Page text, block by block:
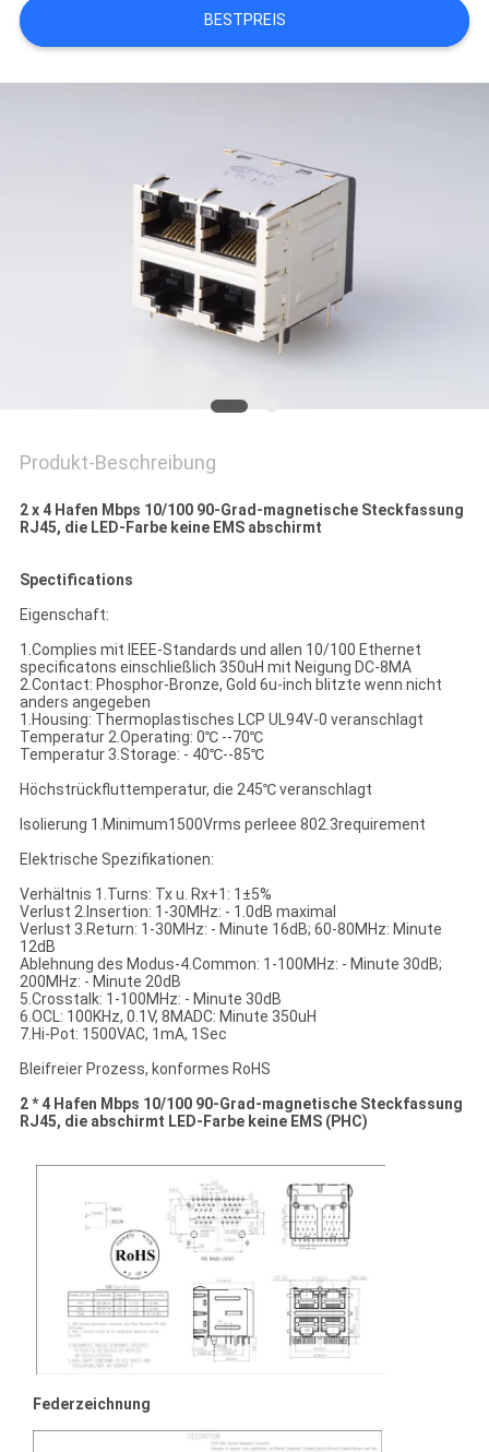
PRIVACY
BESTPREIS
Produkt-Beschreibung
2 x 4 Hafen Mbps 10/100 90-Grad-magnetische Steckfassung
RJ45, die LED-Farbe keine EMS abschirmt
Spectifications
Eigenschaft:
1.Complies mit IEEE-Standards und allen 10/100 Ethernet
specificatons einschließlich 350uH mit Neigung DC-8MA
2.Contact: Phosphor-Bronze, Gold 6u-inch blitzte wenn nicht
anders angegeben
1.Housing: Thermoplastisches LCP UL94V-0 veranschlagt
Temperatur 2.Operating: 0℃ --70℃
Temperatur 3.Storage: - 40℃--85℃
Höchstrückfluttemperatur, die 245℃ veranschlagt
Isolierung 1.Minimum1500Vrms perIeee 802.3requirement
Elektrische Spezifikationen:
Verhältnis 1.Turns: Tx u. Rx+1: 1±5%
Verlust 2.Insertion: 1-30MHz: - 1.0dB maximal
Verlust 3.Return: 1-30MHz: - Minute 16dB; 60-80MHz: Minute
12dB
Ablehnung des Modus-4.Common: 1-100MHz: - Minute 30dB;
200MHz: - Minute 20dB
5.Crosstalk: 1-100MHz: - Minute 30dB
6.OCL: 100KHz, 0.1V, 8MADC: Minute 350uH
7.Hi-Pot: 1500VAC, 1mA, 1Sec
Bleifreier Prozess, konformes RoHS
2 * 4 Hafen Mbps 10/100 90-Grad-magnetische Steckfassung
RJ45, die abschirmt LED-Farbe keine EMS (PHC)
Federzeichnung